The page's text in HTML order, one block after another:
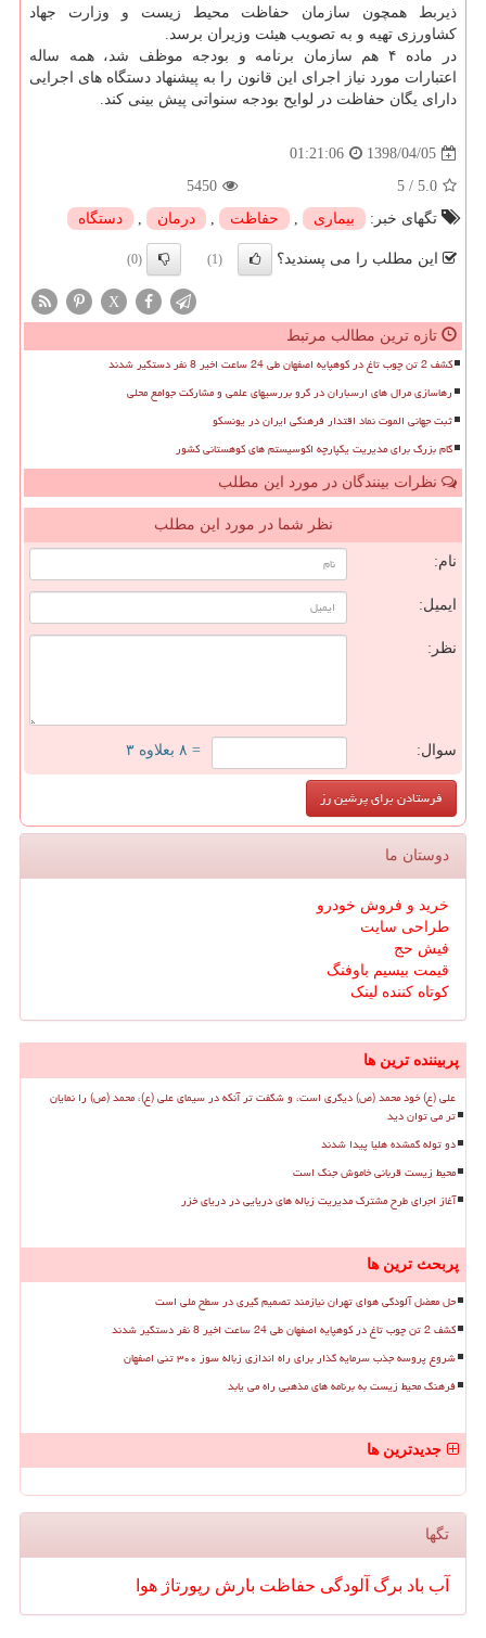
ذیربط همچون سازمان حفاظت محیط زیست و وزارت جهاد
كشاورزی تهیه و به تصویب هیئت وزیران برسد.
در ماده ۴ هم سازمان برنامه و بودجه موظف شد، همه ساله
اعتبارات مورد نیاز اجرای این قانون را به پیشنهاد دستگاه های اجرایی
دارای یگان حفاظت در لوایح بودجه سنواتی پیش بینی كند.
1398/04/05
01:21:06
5.0
/
5
5450
تگهای خبر:
بیماری , حفاظت , درمان , دستگاه
این مطلب را می پسندید؟ (1)
(0)
X
تازه ترین مطالب مرتبط
کشف 2 تن چوب تاغ در کوهپایه اصفهان طی 24 ساعت اخیر 8 نفر دستگیر شدند
رهاسازی مرال های ارسباران در گرو بررسیهای علمی و مشارکت جوامع محلی
ثبت جهانی الموت نماد اقتدار فرهنگی ایران در یونسکو
گام بزرگ برای مدیریت یکپارچه اکوسیستم های کوهستانی کشور
نظرات بینندگان در مورد این مطلب
نظر شما در مورد این مطلب
نام:
ایمیل:
نظر:
سوال: = ۸ بعلاوه ۳
دوستان ما
خرید و فروش خودرو
طراحی سایت
فیش حج
قیمت بیسیم باوفنگ
کوتاه کننده لینک
پربیننده ترین ها
علی (ع) خود محمد (ص) دیگری است، و شگفت تر آنکه در سیمای علی (ع)، محمد (ص) را نمایان
تر می توان دید
دو توله گمشده هلیا پیدا شدند
محیط زیست قربانی خاموش جنگ است
آغاز اجرای طرح مشترک مدیریت زباله های دریایی در دریای خزر
پربحث ترین ها
حل معضل آلودگی هوای تهران نیازمند تصمیم گیری در سطح ملی است
کشف 2 تن چوب تاغ در کوهپایه اصفهان طی 24 ساعت اخیر 8 نفر دستگیر شدند
شروع پروسه جذب سرمایه گذار برای راه اندازی زباله سوز ۳۰۰ تنی اصفهان
فرهنگ محیط زیست به برنامه های مذهبی راه می یابد
جدیدترین ها
تگها
آب باد برگ آلودگی حفاظت بارش رپورتاژ هوا